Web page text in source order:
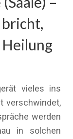
vieles ins
verschwindet,
werden
in solchen